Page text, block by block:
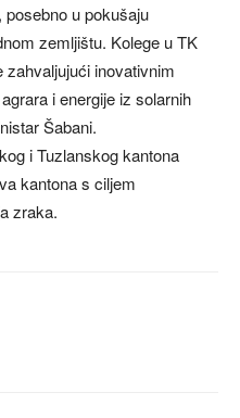
u pokušaju
zemljištu. Kolege u TK
inovativnim
i energije iz solarnih
Šabani.
i Tuzlanskog kantona
kantona s ciljem
zraka.